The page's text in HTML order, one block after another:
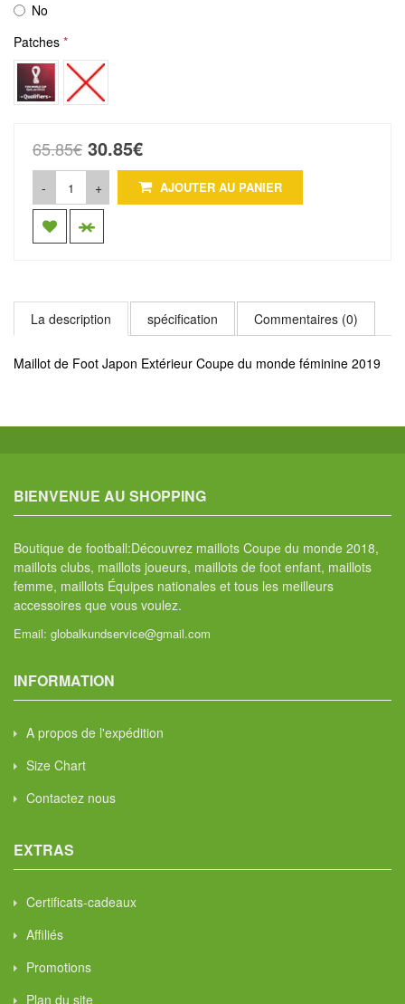
No
Patches
65.85€ 30.85€
- + AJOUTER AU PANIER
La description spécification Commentaires (0)
Maillot de Foot Japon Extérieur Coupe du monde féminine 2019
BIENVENUE AU SHOPPING
Boutique de football:Découvrez maillots Coupe du monde 2018,
maillots clubs, maillots joueurs, maillots de foot enfant, maillots
femme, maillots Équipes nationales et tous les meilleurs
accessoires que vous voulez.
Email: globalkundservice@gmail.com
INFORMATION
A propos de l'expédition
Size Chart
Contactez nous
EXTRAS
Certificats-cadeaux
Affiliés
Promotions
Plan du site